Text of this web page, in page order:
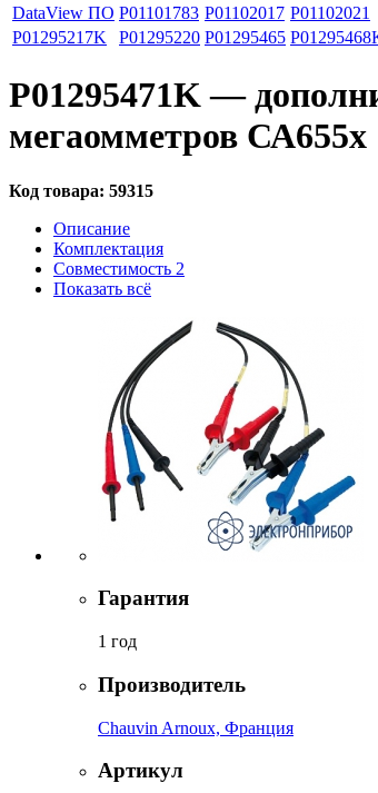
DataView ПО P01101783 P01102017 P01102021
P01295217K
P01295220 P01295465
P01295471K —
мегаомметров СА655х
Код товара: 59315
Описание
Комплектация
Совместимость 2
Показать всё
Гарантия
1 год
Производитель
Chauvin Arnoux, Франция
Артикул